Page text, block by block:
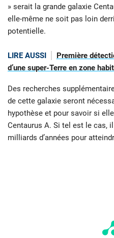
» serait la grande galaxie
elle-même ne soit pas loin
potentielle.
LIRE AUSSI
Première
d’une super-Terre en zone
Des recherches
de cette galaxie seront
hypothèse et pour savoir si
Centaurus A. Si tel est le cas,
milliards d’années pour